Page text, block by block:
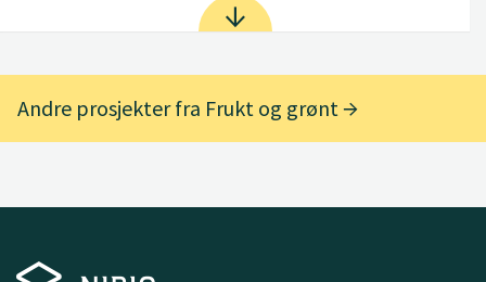
Andre prosjekter fra Frukt og grønt